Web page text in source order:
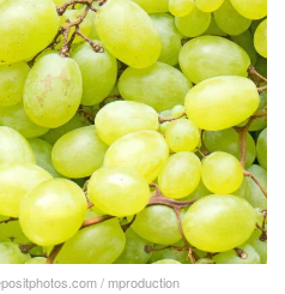
/ mproduction